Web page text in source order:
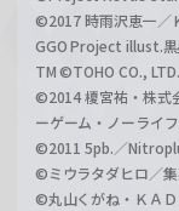
©2017 時雨沢恵一／
GGO Project illust.黒
TM ©TOHO CO., LTD.
©2014 榎宮祐・株式
ーゲーム・ノーライ
©2011 5pb.／
©ミウラタダヒロ／
©丸山くがね・ＫＡ